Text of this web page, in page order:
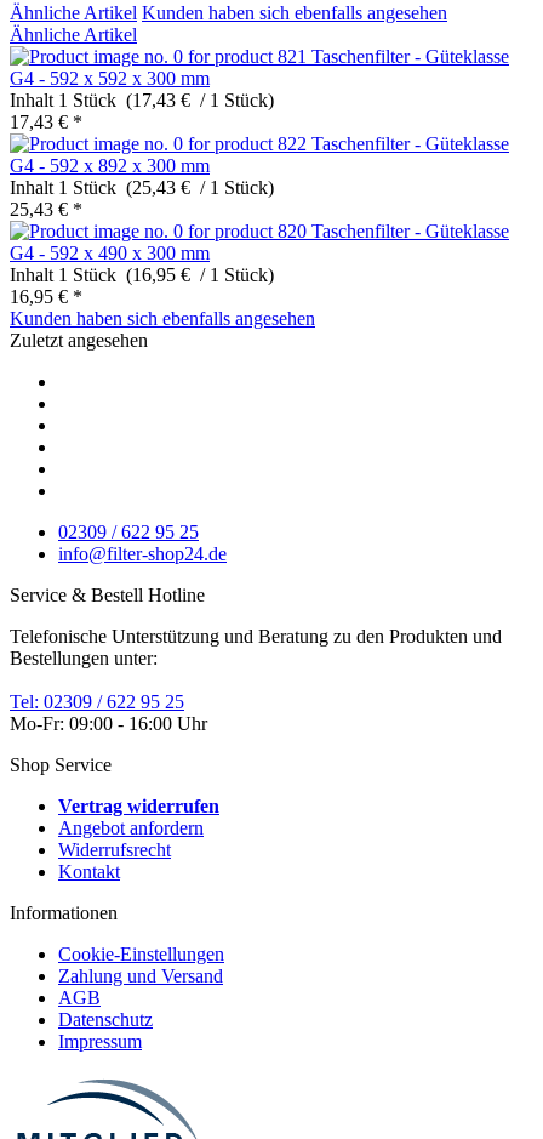
Ähnliche Artikel Kunden haben sich ebenfalls angesehen
Ähnliche Artikel
Taschenfilter - Güteklasse
G4 - 592 x 592 x 300 mm
Inhalt 1 Stück (17,43 € / 1 Stück)
17,43 € *
Taschenfilter - Güteklasse
G4 - 592 x 892 x 300 mm
Inhalt 1 Stück (25,43 € / 1 Stück)
25,43 € *
Taschenfilter - Güteklasse
G4 - 592 x 490 x 300 mm
Inhalt 1 Stück (16,95 € / 1 Stück)
16,95 € *
Kunden haben sich ebenfalls angesehen
Zuletzt angesehen
02309 / 622 95 25
info@filter-shop24.de
Service & Bestell Hotline
Telefonische Unterstützung und Beratung zu den Produkten und
Bestellungen unter:
Tel: 02309 / 622 95 25
Mo-Fr: 09:00 - 16:00 Uhr
Shop Service
Vertrag widerrufen
Angebot anfordern
Widerrufsrecht
Kontakt
Informationen
Cookie-Einstellungen
Zahlung und Versand
AGB
Datenschutz
Impressum